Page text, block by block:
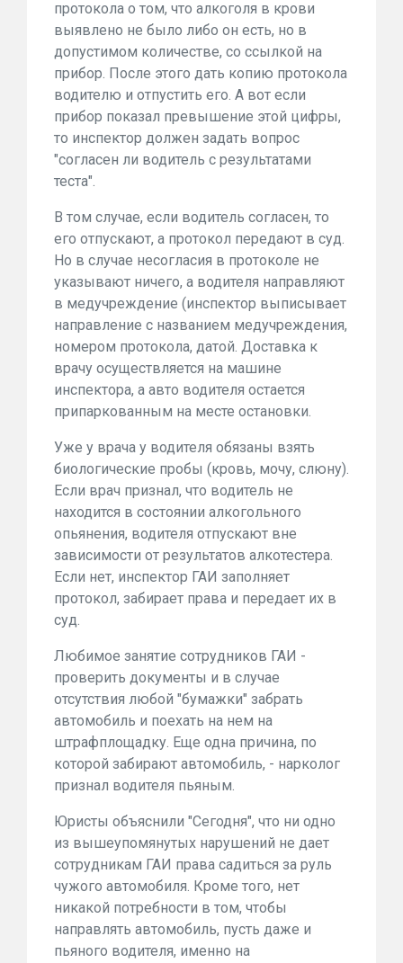
протокола о том, что алкоголя в крови
выявлено не было либо он есть, но в
допустимом количестве, со ссылкой на
прибор. После этого дать копию протокола
водителю и отпустить его. А вот если
прибор показал превышение этой цифры,
то инспектор должен задать вопрос
"согласен ли водитель с результатами
теста".
В том случае, если водитель согласен, то
его отпускают, а протокол передают в суд.
Но в случае несогласия в протоколе не
указывают ничего, а водителя направляют
в медучреждение (инспектор выписывает
направление с названием медучреждения,
номером протокола, датой. Доставка к
врачу осуществляется на машине
инспектора, а авто водителя остается
припаркованным на месте остановки.
Уже у врача у водителя обязаны взять
биологические пробы (кровь, мочу, слюну).
Если врач признал, что водитель не
находится в состоянии алкогольного
опьянения, водителя отпускают вне
зависимости от результатов алкотестера.
Если нет, инспектор ГАИ заполняет
протокол, забирает права и передает их в
суд.
Любимое занятие сотрудников ГАИ -
проверить документы и в случае
отсутствия любой "бумажки" забрать
автомобиль и поехать на нем на
штрафплощадку. Еще одна причина, по
которой забирают автомобиль, - нарколог
признал водителя пьяным.
Юристы объяснили "Сегодня", что ни одно
из вышеупомянутых нарушений не дает
сотрудникам ГАИ права садиться за руль
чужого автомобиля. Кроме того, нет
никакой потребности в том, чтобы
направлять автомобиль, пусть даже и
пьяного водителя, именно на